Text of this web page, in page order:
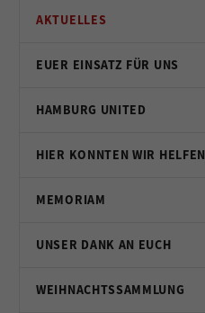
AKTUELLES
EUER EINSATZ FÜR UNS
HAMBURG UNITED
HIER KONNTEN WIR HELFEN
MEMORIAM
UNSER DANK AN EUCH
WEIHNACHTSSAMMLUNG